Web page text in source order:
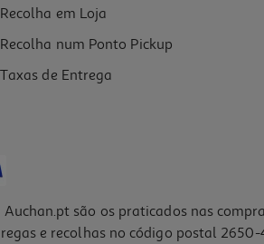
Recolha em Loja
Recolha num Ponto Pickup
Taxas de Entrega
são os praticados nas
e recolhas no código postal